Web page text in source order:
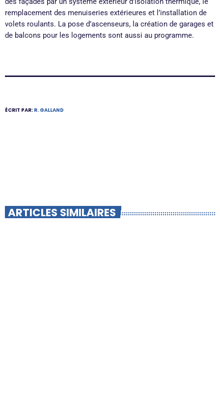
remplacement des menuiseries extérieures et l’installation de
volets roulants. La pose d’ascenseurs, la création de garages et
de balcons pour les logements sont aussi au programme.
ÉCRIT PAR: R. GALLAND
ARTICLES SIMILAIRES